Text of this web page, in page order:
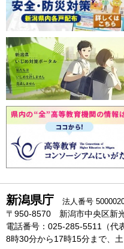
新潟県庁 法人番号
〒950-8570 新潟市中央区新
電話番号：025-285-5511（代表
8時30分から17時15分まで、